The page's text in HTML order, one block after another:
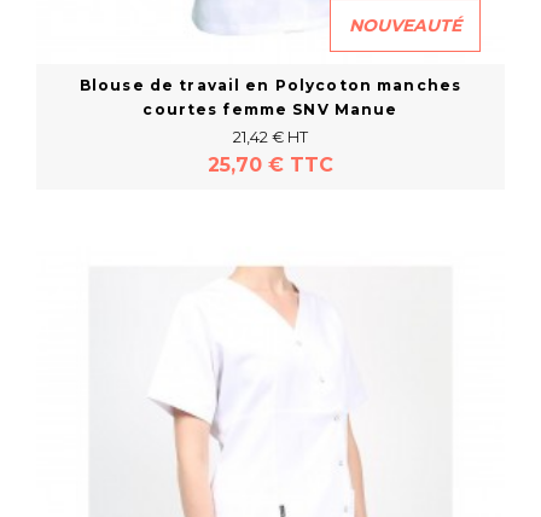
En savoir plus
NOUVEAUTÉ
Blouse de travail en Polycoton manches
courtes femme SNV Manue
21,42 € HT
25,70 € TTC